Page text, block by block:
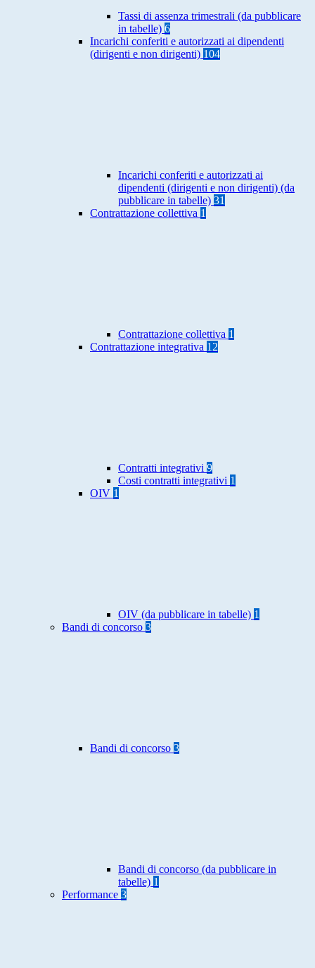
Tassi di assenza trimestrali (da pubblicare
in tabelle) 6
Incarichi conferiti e autorizzati ai dipendenti
(dirigenti e non dirigenti) 104
Incarichi conferiti e autorizzati ai
dipendenti (dirigenti e non dirigenti) (da
pubblicare in tabelle) 31
Contrattazione collettiva 1
Contrattazione collettiva 1
Contrattazione integrativa 12
Contratti integrativi 9
Costi contratti integrativi 1
OIV 1
OIV (da pubblicare in tabelle) 1
Bandi di concorso 3
Bandi di concorso 3
Bandi di concorso (da pubblicare in
tabelle) 1
Performance 3